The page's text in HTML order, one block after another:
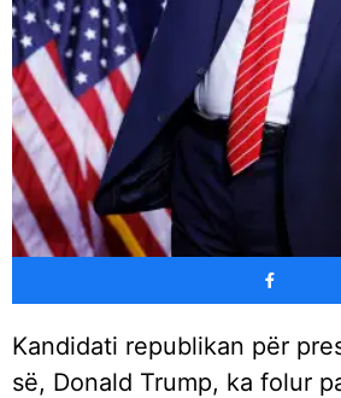
Kandidati republikan për
së, Donald Trump, ka folur